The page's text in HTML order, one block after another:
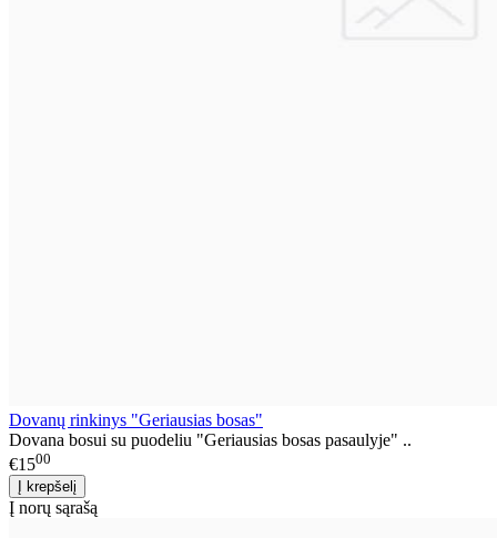
Dovanų rinkinys "Geriausias bosas"
Dovana bosui su puodeliu "Geriausias bosas pasaulyje" ..
€1500
Į norų sąrašą